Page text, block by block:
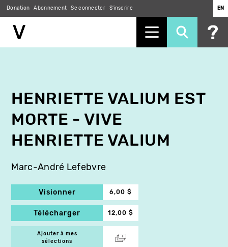
Donation Abonnement Se connecter S'inscrire EN
HENRIETTE VALIUM EST
MORTE - VIVE
HENRIETTE VALIUM
Marc-André Lefebvre
Visionner 6,00 $
Télécharger 12,00 $
Ajouter à mes
sélections